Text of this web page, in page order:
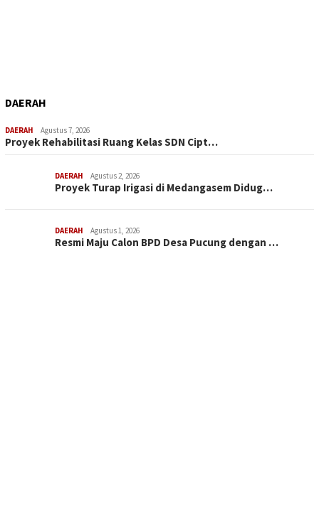
DAERAH
DAERAH Agustus 7, 2026
Proyek Rehabilitasi Ruang Kelas SDN Cipt…
DAERAH Agustus 2, 2026
Proyek Turap Irigasi di Medangasem Didug…
DAERAH Agustus 1, 2026
Resmi Maju Calon BPD Desa Pucung dengan …